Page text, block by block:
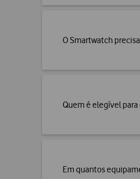
O Smartwatch
Quem é elegível
Em quantos